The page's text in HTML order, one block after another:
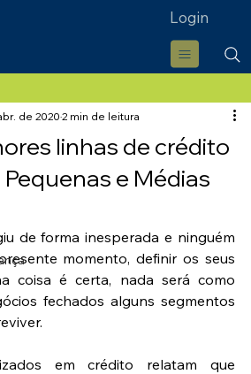
Login
linhas de crédito
e Médias
de 20202 min de leitura
de forma inesperada e ninguém
momento, definir os seus
coisa é certa, nada será como
fechados alguns segmentos
em crédito relatam que